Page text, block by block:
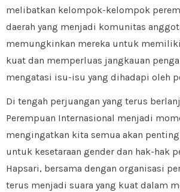
melibatkan kelompok-kelompok
daerah yang menjadi komunitas
memungkinkan mereka untuk
kuat dan memperluas jangkauan
mengatasi isu-isu yang dihadapi oleh
Di tengah perjuangan yang terus
Perempuan Internasional menjadi
mengingatkan kita semua akan
untuk kesetaraan gender dan hak-hak
Hapsari, bersama dengan organisasi
terus menjadi suara yang kuat dalam